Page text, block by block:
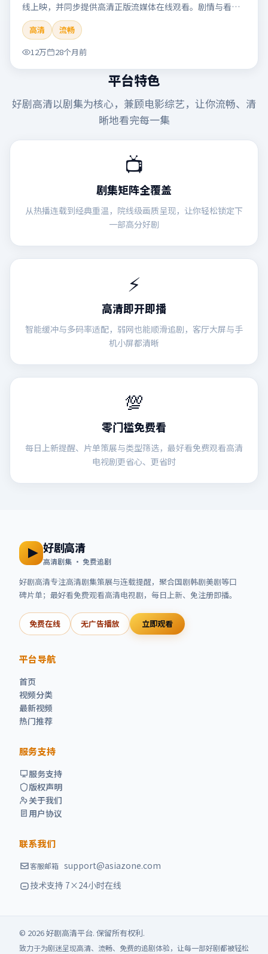
线上映，并同步提供高清正版流媒体在线观看。剧情与看
点：聚焦案件与人性灰色地带，张力十足，兼具社会观察与
戏剧冲突。本片适合检索「边界档案」「陈凯歌」「犯罪」
「美国」「2024」「2024-04-02上映」等关键词的影迷阅读
简介与主创信息。
高清
流畅
12万
28个月前
平台特色
好剧高清以剧集为核心，兼顾电影综艺，让你流畅、清
晰地看完每一集
📺
剧集矩阵全覆盖
从热播连载到经典重温，院线级画质呈现，让你轻松锁定下
一部高分好剧
⚡
高清即开即播
智能缓冲与多码率适配，弱网也能顺滑追剧，客厅大屏与手
机小屏都清晰
💯
零门槛免费看
每日上新提醒、片单策展与类型筛选，最好看免费观看高清
电视剧更省心、更省时
好剧高清
高清剧集 · 免费追剧
好剧高清专注高清剧集策展与连载提醒，聚合国剧韩剧美剧等口
碑片单； 最好看免费观看高清电视剧，每日上新、免注册即播。
免费在线 无广告播放 立即观看
平台导航
首页
视频分类
最新视频
热门推荐
服务支持
服务支持
版权声明
关于我们
用户协议
联系我们
客服邮箱 support@asiazone.com
技术支持 7×24小时在线
© 2026好剧高清平台. 保留所有权利.
致力于为剧迷呈现高清、流畅、免费的追剧体验，让每一部好剧都被轻松